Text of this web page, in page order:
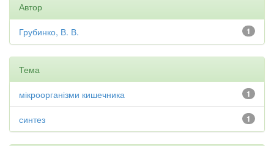
Автор
1
Грубинко, В. В.
Тема
1
мікроорганізми кишечника
1
синтез